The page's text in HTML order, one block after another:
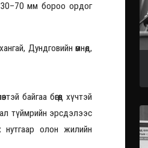
30–70 мм бороо ордог
Дундговийн өмнөд,
байгаа бөгөөд хүчтэй
түймрийн эрсдэлээс
олон жилийн